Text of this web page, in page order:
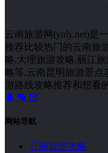
云南旅游网(ynly.net)是
推荐比较热门的云南旅
略,大理旅游攻略,丽江
略等,云南昆明旅游景点
游路线攻略推荐和想看
网站导航
云南旅游攻略